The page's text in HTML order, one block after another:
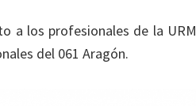
a los profesionales de la URM
del 061 Aragón.